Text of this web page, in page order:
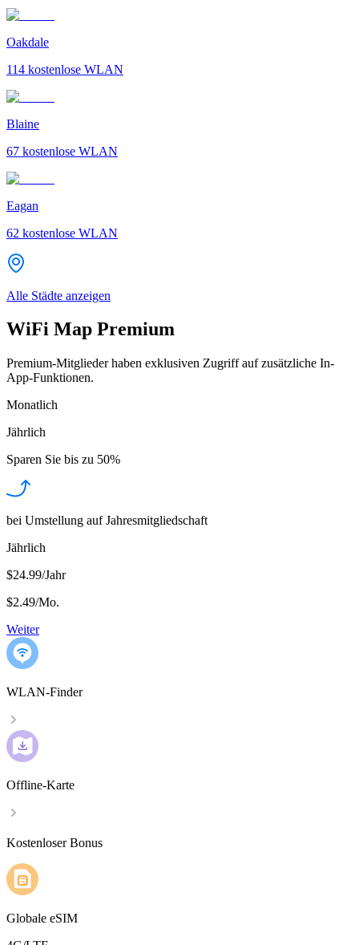
Oakdale
114 kostenlose WLAN
Blaine
67 kostenlose WLAN
Eagan
62 kostenlose WLAN
Alle Städte anzeigen
WiFi Map Premium
Premium-Mitglieder haben exklusiven Zugriff auf zusätzliche In-
App-Funktionen.
Monatlich
Jährlich
Sparen Sie bis zu 50%
bei Umstellung auf Jahresmitgliedschaft
Jährlich
$24.99/Jahr
$2.49/Mo.
Weiter
WLAN-Finder
Offline-Karte
Kostenloser Bonus
Globale eSIM